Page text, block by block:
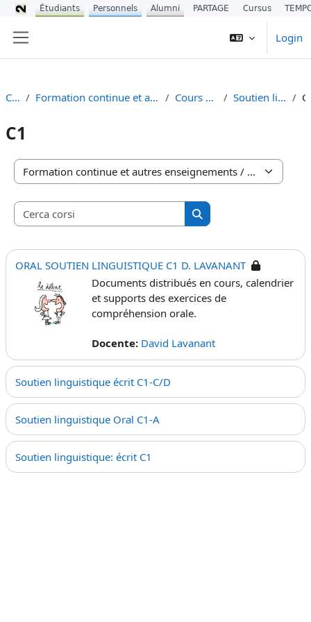
Login
Corsi Formation continue et autres enseignements Cours du CIREFE Soutien linguistique
C1
Categorie di corso
Cerca corsi
Cerca corsi
ORAL SOUTIEN LINGUISTIQUE C1 D. LAVANANT
Documents distribués en cours, calendrier
et supports des exercices de
compréhension orale.
Docente: David Lavanant
Soutien linguistique écrit C1-C/D
Soutien linguistique Oral C1-A
Soutien linguistique: écrit C1
Étudiants Personnels Alumni PARTAGE Cursus